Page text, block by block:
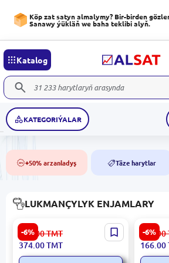
Köp zat satyn almalymy? Bir-birden
Sanawy ýükläň we baha teklibi alyň.
Katalog
KATEGORIÝALAR
50% +50% arzanladyş NEW Täze harytlar
LUKMANÇYLYK ENJAMLARY
-6%
Green Lion GNMININEBWH
| Mini Nebulizer Göçme Ak
399.00TMT
374.00TMT
-6%
Green
Göçme
177.00
166.00